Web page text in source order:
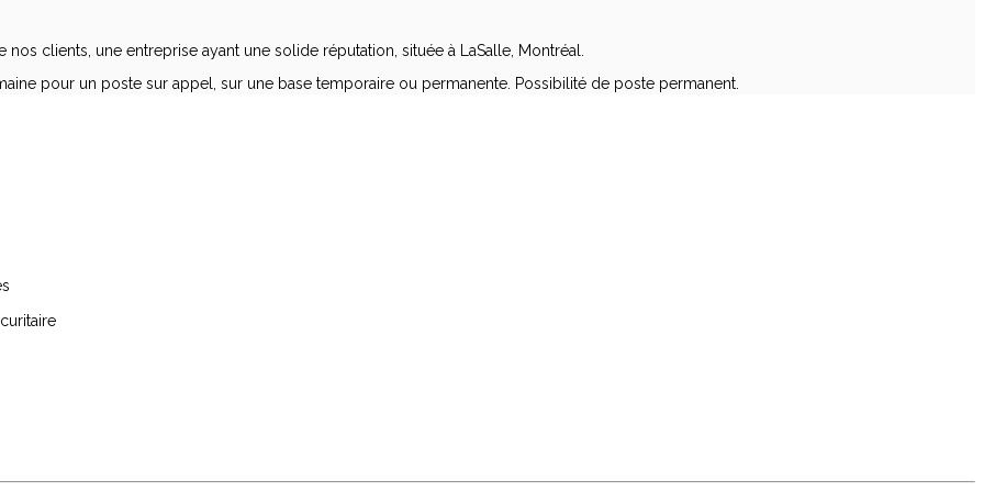
clients, une entreprise ayant une solide réputation, située à LaSalle, Montréal.
pour un poste sur appel, sur une base temporaire ou permanente. Possibilité de poste permanent.